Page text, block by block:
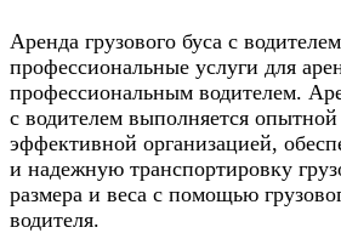
Аренда грузового буса с
профессиональные услуги для
профессиональным водителем.
с водителем выполняется
эффективной организацией,
и надежную транспортировку
размера и веса с помощью
водителя.